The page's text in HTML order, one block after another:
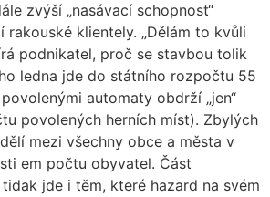
zvýší „nasávací schopnost“
rakouské klientely. „Dělám to kvůli
podnikatel, proč se stavbou tolik
ledna jde do státního rozpočtu 55
automaty obdrží „jen“
povolených herních míst). Zbylých
mezi všechny obce a města v
em počtu obyvatel. Část
jde i těm, které hazard na svém